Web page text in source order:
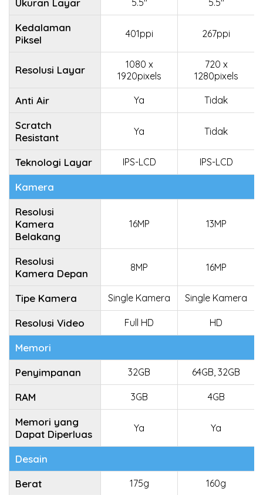
Ukuran Layar
5.5" 5.5"
Kedalaman
Piksel
401ppi 267ppi
Resolusi Layar
1080 x
1920pixels
720 x
1280pixels
Anti Air Ya Tidak
Scratch
Resistant
Ya Tidak
Teknologi Layar IPS-LCD IPS-LCD
Kamera
Resolusi
Kamera
Belakang
16MP 13MP
Resolusi
Kamera Depan
8MP 16MP
Tipe Kamera Single Kamera Single Kamera
Resolusi Video Full HD HD
Memori
Penyimpanan
32GB 64GB, 32GB
RAM 3GB 4GB
Memori yang
Dapat Diperluas
Ya Ya
Desain
Berat
175g 160g